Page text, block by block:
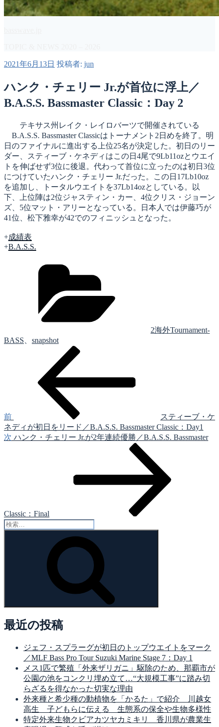
投
日:
2021年6月13日 投稿者: jun
ハンク・チェリー Jr.が首位に浮上／
B.A.S.S. Bassmaster Classic：Day 2
テキサス州レイク・レイロバーツで開催されている
B.A.S.S. Bassmaster Classicはトーナメント2日めを終了。明
日のファイナルに進出する上位25名が決定した。初日のリー
ダー、スティーブ・ケネディはこの日4尾で9Lb11ozとウエイ
トを伸ばせず3位に後退。代わって首位に立ったのは初日3位
につけていたハンク・チェリー Jr.だった。この日17Lb10oz
を追加し、トータルウエイトを37Lb14ozとしている。以
下、上位陣は2位ジャスティン・カー、4位クリス・ジョーン
ズ、5位マット・アリーとなっている。日本人では伊藤巧が
41位、松下雅幸が42でのフィニッシュとなった。
+成績表
+B.A.S.S.
2海外Tournament-
BASS
snapshot
ゲ
ー
前
スティーブ・ケ
ネディが初日をリード／B.A.S.S. Bassmaster Classic：Day1
次
次 ハンク・チェリー Jr.が2年連続優勝／B.A.S.S. Bassmaster
Classic：Final
検
最近の投稿
ジェフ・スプラーグが初日のトップウエイトをマーク
／MLF Bass Pro Tour Suzuki Marine Stage 7：Day 1
メス1匹で繁殖「外来ザリガニ」駆除のため、那覇市が
公園の池をコンクリ埋め立て…“大規模工事”に踏み切
らざるを得なかった切実な理由
外来種と希少種の動植物を「かるた」で紹介 川越女
高生 子どもらに伝える 生態系の保全や生物多様性
特定外来生物クビアカツヤカミキリ 香川県が農業生